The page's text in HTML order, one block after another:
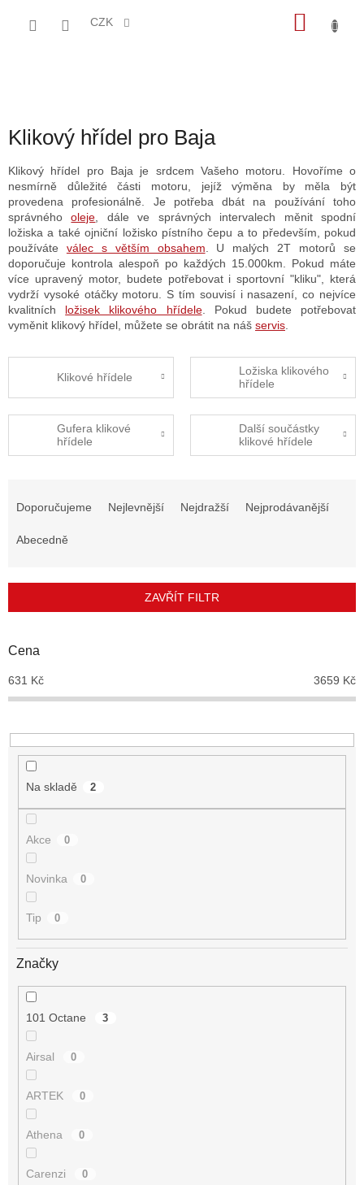
CZK
Klikový hřídel pro Baja
Klikový hřídel pro Baja je srdcem Vašeho motoru. Hovoříme o
nesmírně důležité části motoru, jejíž výměna by měla být
provedena profesionálně. Je potřeba dbát na používání toho
správnéhooleje , dále ve správných intervalech měnit spodní
ložiska a také ojniční ložisko pístního čepu a to především, pokud
používáte válec s větším obsahem . U malých 2T motorů se
doporučuje kontrola alespoň po každých 15.000km. Pokud máte
více upravený motor, budete potřebovat i sportovní "kliku", která
vydrží vysoké otáčky motoru. S tím souvisí i nasazení, co nejvíce
kvalitních ložisek klikového hřídele. Pokud budete potřebovat
vyměnit klikový hřídel, můžete se obrátit na náš servis
Klikové hřídele
Ložiska klikového
hřídele
Gufera klikové
hřídele
Další součástky
klikové hřídele
r
d
k
t
Doporučujeme Nejlevnější Nejdražší Nejprodávanější
Abecedně
ZAVŘÍT FILTR
Cena
631 Kč 3659 Kč
Na skladě 2
Akce 0
Novinka 0
Tip 0
Značky
101 Octane 3
Airsal 0
ARTEK 0
Athena 0
Carenzi 0